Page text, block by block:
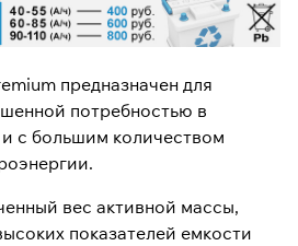
предназначен для
потребностью в
с большим количеством
вес активной массы,
показателей емкости